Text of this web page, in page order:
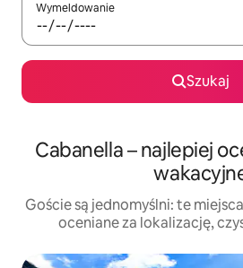
Wymeldowanie
Szukaj
Cabanella – najlepiej
Goście są jednomyślni: te
oceniane za lokalizację,